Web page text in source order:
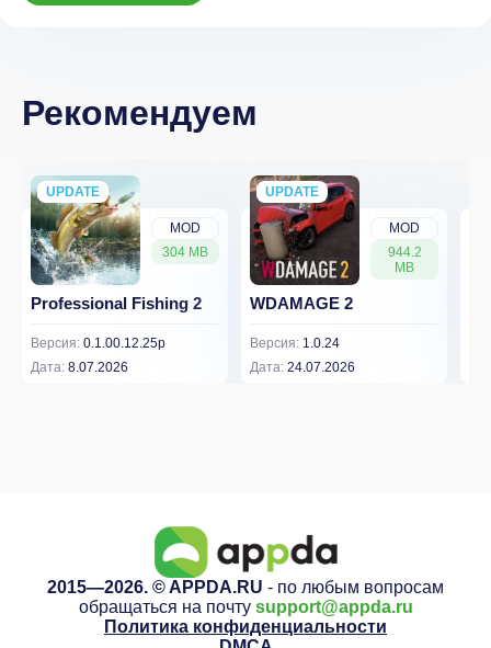
Рекомендуем
MOD
304 MB
UPDATE
NEW
Professional Fishing 2
Версия: 0.1.00.12.25p
Дата: 8.07.2026
MOD
944.2
MB
UPDATE
NEW
WDAMAGE 2
Версия: 1.0.24
Дата: 24.07.2026
2015—2026. © APPDA.RU - по любым вопросам
обращаться на почту support@appda.ru
Политика конфиденциальности